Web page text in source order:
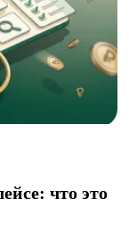
что это